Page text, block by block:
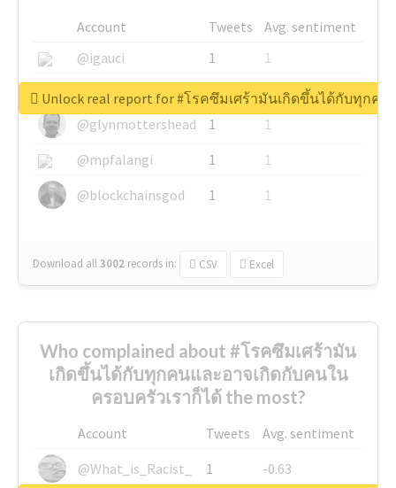
Account Tweets
Avg. sentiment
@igauci
1
1
@greyhairworks
1
1
@glynmottershead
1
1
@mpfalangi
1
1
@blockchainsgod
1 1
Download all3002 records in: CSV Excel
Unlock real report for #โรคซึมเศร้ามันเกิดขึ้นได้กับทุกค
Who complained about #โรคซึมเศร้ามัน
เกิดขึ้นได้กับทุกคนและอาจเกิดกับคนใน
ครอบครัวเราก็ได้ the most?
Account Tweets
Avg. sentiment
@What_is_Racist_
1
-0.63